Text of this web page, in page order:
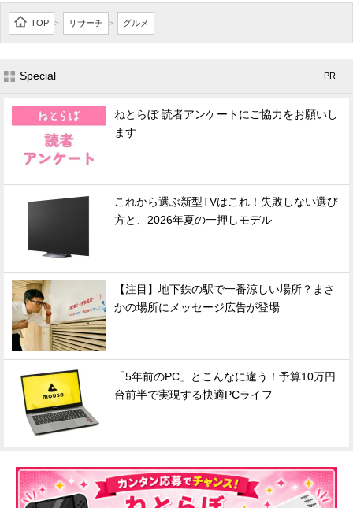
TOP > リサーチ > グルメ
Special - PR -
ねとらぼ 読者アンケートにご協力をお願いし
ます
これから選ぶ新型TVはこれ！失敗しない選び
方と、2026年夏の一押しモデル
【注目】地下鉄の駅で一番涼しい場所？まさ
かの場所にメッセージ広告が登場
「5年前のPC」とこんなに違う！予算10万円
台前半で実現する快適PCライフ